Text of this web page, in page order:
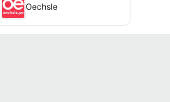
Oechsle